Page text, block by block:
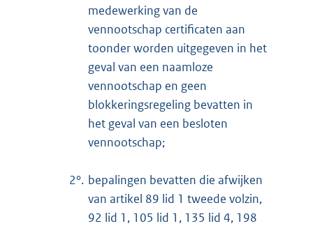
medewerking van de
vennootschap certificaten aan
toonder worden uitgegeven in het
geval van een naamloze
vennootschap en geen
blokkeringsregeling bevatten in
het geval van een besloten
vennootschap;
2°. bepalingen bevatten die afwijken
van artikel 89 lid 1 tweede volzin,
92 lid 1, 105 lid 1, 135 lid 4, 198